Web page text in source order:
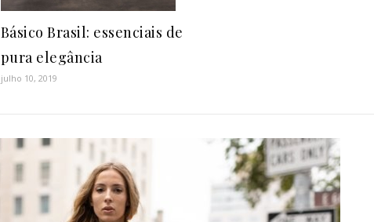
Básico Brasil: essenciais de
pura elegância
julho 10, 2019